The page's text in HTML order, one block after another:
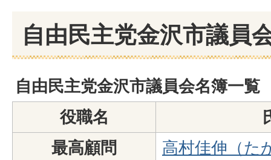
自由民主党金沢市議員
自由民主党金沢市議員会名簿一覧
役職名
最高顧問
高村佳伸（た